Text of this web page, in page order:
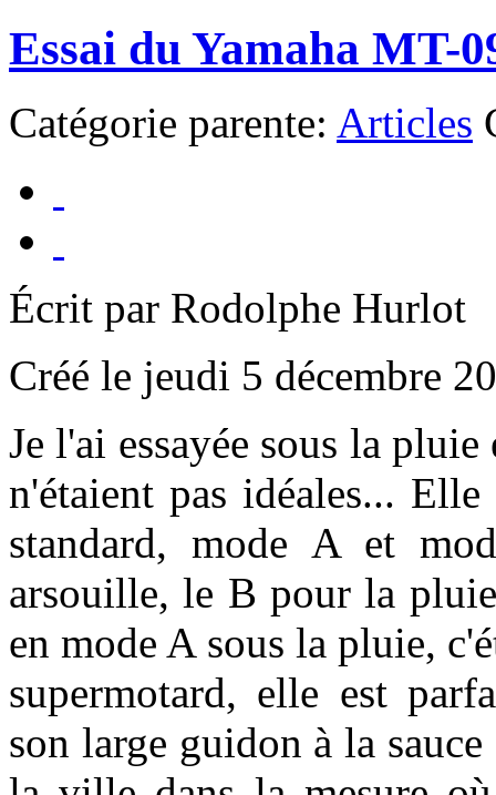
Essai du Yamaha MT-
Catégorie parente: Articles
Écrit par Rodolphe Hurlot
Créé le jeudi 5 décembre
Je l'ai essayée sous la
n'étaient pas idéales...
standard, mode A et
arsouille, le B pour la
en mode A sous la pluie,
supermotard, elle est
son large guidon à la